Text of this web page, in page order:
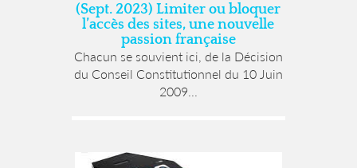
(Sept. 2023) Limiter ou bloquer
l’accès des sites, une nouvelle
passion française
Chacun se souvient ici, de la Décision
du Conseil Constitutionnel du 10 Juin
2009...